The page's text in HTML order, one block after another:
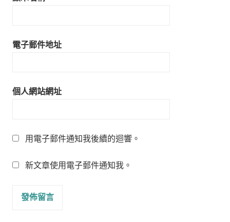
電子郵件地址
個人網站網址
用電子郵件通知我後續的迴響。
新文章使用電子郵件通知我。